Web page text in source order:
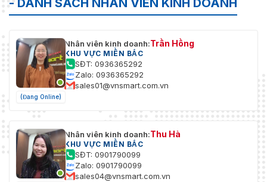
- DANH SÁCH NHÂN VIÊN KINH DOANH
(Đang Online)
Nhân viên kinh doanh:Trần Hồng
KHU VỰC MIỀN BẮC
SĐT: 0936365292
Zalo: 0936365292
sales01@vnsmart.com.vn
Nhân viên kinh doanh:Thu Hà
KHU VỰC MIỀN BẮC
SĐT: 0901790099
Zalo: 0901790099
sales04@vnsmart.com.vn